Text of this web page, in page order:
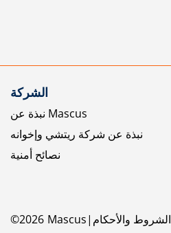
الشركة
نبذة عن Mascus
نبذة عن شركة ريتشي وإخوانه
نصائح أمنية
©2026 Mascus الشروط والأحكام